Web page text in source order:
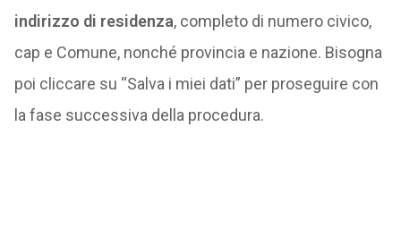
indirizzo di residenza, completo di numero civico,
cap e Comune, nonché provincia e nazione. Bisogna
poi cliccare su “Salva i miei dati” per proseguire con
la fase successiva della procedura.